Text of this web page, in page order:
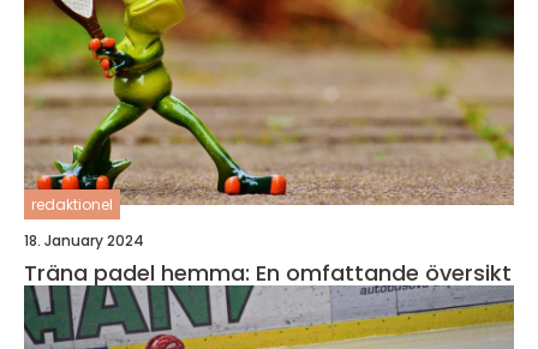
redaktionel
18. January 2024
Träna padel hemma: En omfattande översikt